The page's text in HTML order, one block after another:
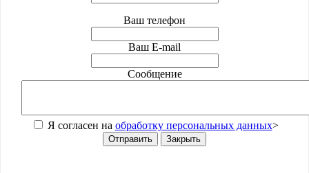
Ваш телефон
Ваш E-mail
Сообщение
Я согласен на обработку персональных данных>
Отправить Закрыть